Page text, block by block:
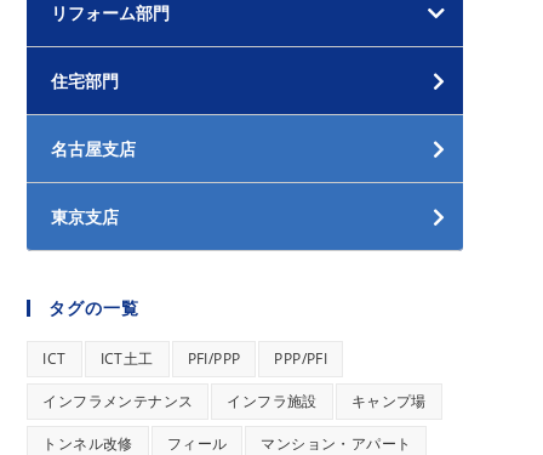
リフォーム部門
住宅部門
名古屋支店
東京支店
タグの一覧
ICT ICT土工 PFI/PPP PPP/PFI
インフラメンテナンス インフラ施設 キャンプ場
トンネル改修 フィール マンション・アパート